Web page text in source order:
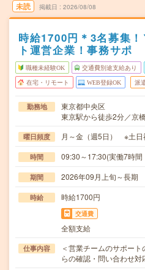
未読 掲載日 2026/08/08
時給1700円＊3名募集
ト運営企業！事務サポ
職種未経験OK 交通費別途支給あり
在宅・リモート WEB登録OK 派
勤務地
東京都中央区
東京駅から徒歩2分／京
曜日頻度 月～金（週5日） ※土
時間 09:30～17:30(実働7時
期間 2026年09月上旬～長期
時給 時給1700円
交通費
全額支給
仕事内容
＜営業チームのサポー
らの確認・問い合わせ